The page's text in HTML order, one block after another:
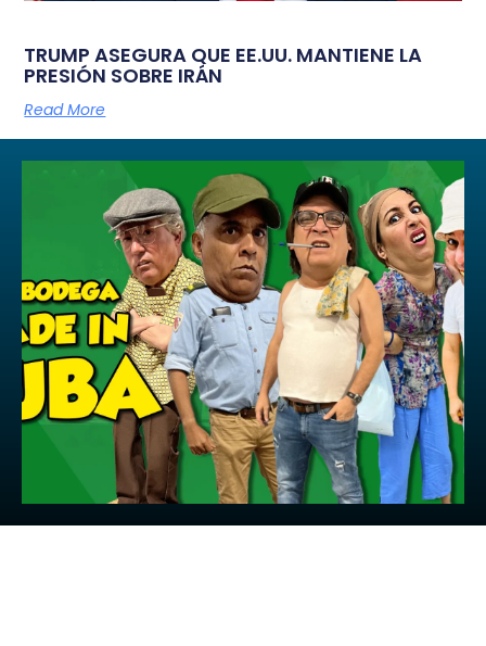
TRUMP ASEGURA QUE EE.UU. MANTIENE LA
PRESIÓN SOBRE IRÁN
Read More